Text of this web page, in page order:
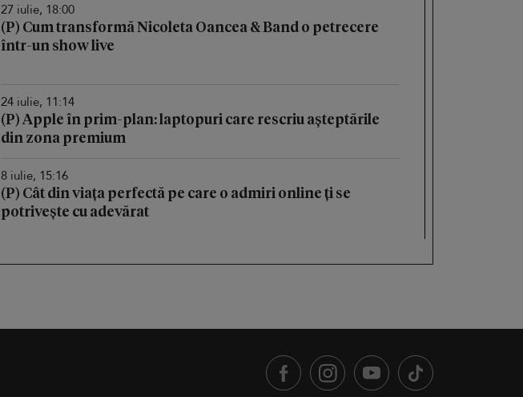
27 iulie, 18:00
(P) Cum transformă Nicoleta Oancea & Band o petrecere
într-un show live
24 iulie, 11:14
(P) Apple în prim-plan: laptopuri care rescriu așteptările
din zona premium
8 iulie, 15:16
(P) Cât din viața perfectă pe care o admiri online ți se
potrivește cu adevărat